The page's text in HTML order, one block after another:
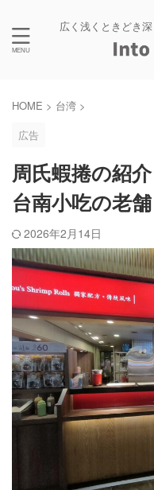
広く浅くときどき
HOME > 台湾 >
広告
周氏蝦捲の紹
台南小吃の老舗
2026年2月14日